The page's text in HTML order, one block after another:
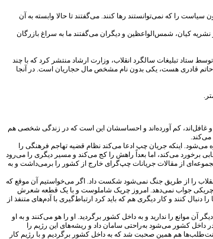
را که نمی‌توانستند رها کنند. می‌گفتند تا حالا وابسته به آن
نشریه کیان، شمس‌الواعظین و دیگران می‌گفتند ما به سراغ بازرگان
از این جنس، شبه کتابی است که در دهه فجر سال ۶۷ یعنی آخرین دهه فجری که امام زنده بودند، توسط ستاد تبلیغات سالگرد انقلاب، وزارت ارشاد منتشر کرد که با چند
حاتم قادری هست، یکی بدون نام مشخص مال حجاریان است. در آنجا
و غافل‌اند، کم آورده‌اند و احساسشان این است که در زندگی شخصی هم
می‌کند.
می‌شود. اینکه جریان چپ ادعا می‌کند نظام قضیه تهاجم فرهنگی را
حزب‌الله‌بازی در می‌آورد و با بدحجابی برخورد می‌کند، اما بعداً راهش را کج می‌کند و مسیر دیگری را می‌رود
از مقالات جریانات چپ‌گرای خارج از کشور را برمی‌داشت و به
را از طریق جنگ نمی‌شود شکست داد. اگر می‌خواستیم آن موقع که
چریکی جواب نمی‌دهد. امروز چریک‌ شاملوست و با یک قطعه شعرش
را دنبال کنند و کار دیگری هم که باید کرد ارتباط‌گیری با آدم‌های متنفذ از
موانع را ندارید و به داخل کشور برگردید. او را هو می‌کنند و به او
داخل کشور می‌شود به‌راحتی سامان داد و ریشه‌های این رژیم را
هم همین صحبت شد که به داخل کشور برگردیم و با رژیم کار